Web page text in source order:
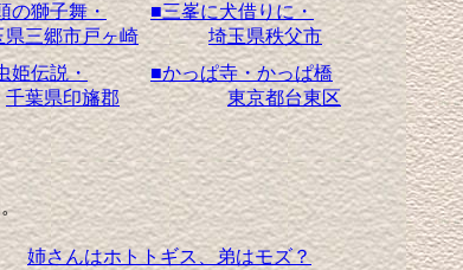
の獅子舞・
県三郷市戸ヶ崎
■三峯に犬借りに・
埼玉県秩父市
姫伝説・
千葉県印旛郡
■かっぱ寺・かっぱ橋
東京都台東区
姉さんはホトトギス、弟はモズ？